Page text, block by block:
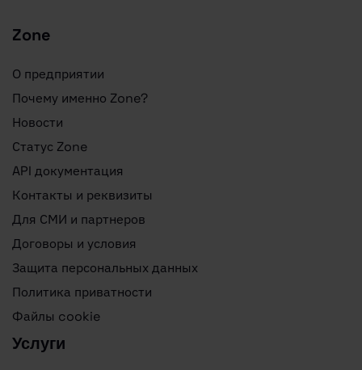
Zone
О предприятии
Почему именно Zone?
Новости
Статус Zone
API документация
Контакты и реквизиты
Для СМИ и партнеров
Договоры и условия
Защита персональных данных
Политика приватности
Файлы cookie
Услуги